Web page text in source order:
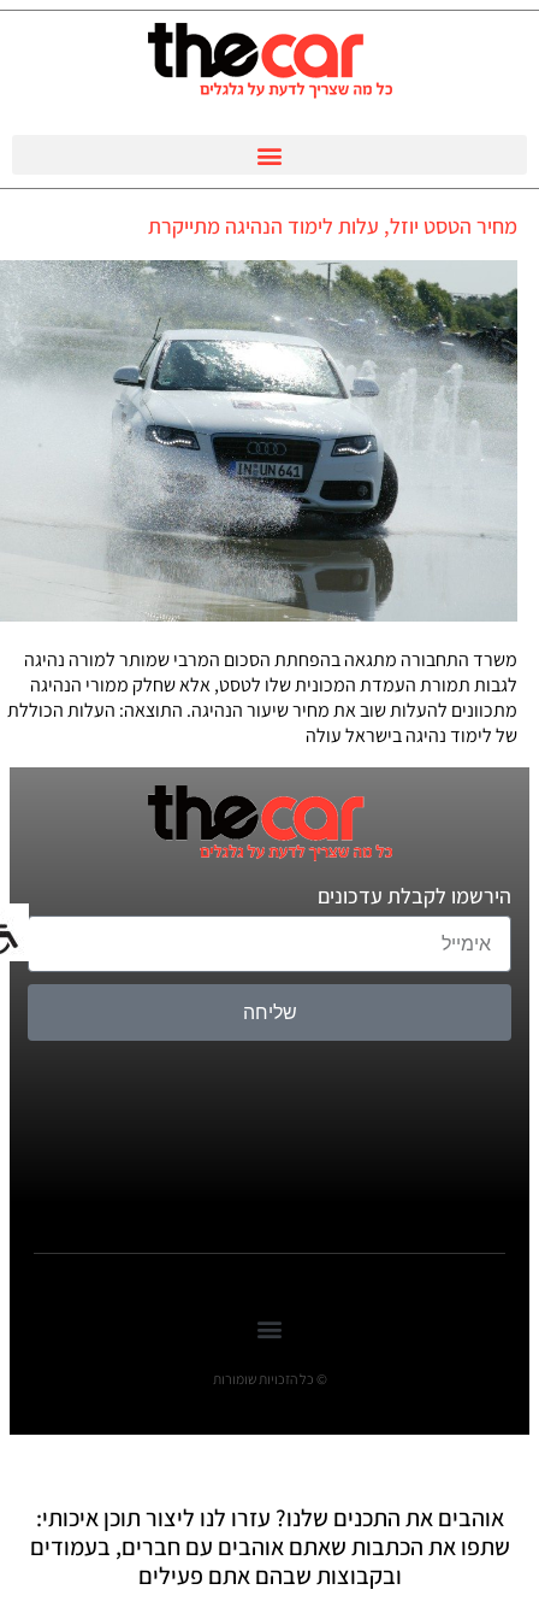
מחיר הטסט יוזל, עלות לימוד הנהיגה מתייקרת
משרד התחבורה מתגאה בהפחתת הסכום המרבי שמותר למורה נהיגה
לגבות תמורת העמדת המכונית שלו לטסט, אלא שחלק ממורי הנהיגה
מתכוונים להעלות שוב את מחיר שיעור הנהיגה. התוצאה: העלות הכוללת
של לימוד נהיגה בישראל עולה
הירשמו לקבלת עדכונים
שליחה
© כל הזכויות שומורות
אוהבים את התכנים שלנו? עזרו לנו ליצור תוכן איכותי:
שתפו את הכתבות שאתם אוהבים עם חברים, בעמודים
ובקבוצות שבהם אתם פעילים